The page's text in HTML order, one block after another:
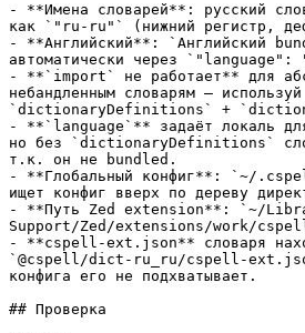
- **Имена словарей**: русский
как `"ru-ru"` (нижний регистр,
- **Английский**: `Английский
автоматически через
- **`import` не работает** для
небандленным словарям — используй
`dictionaryDefinitions` +
- **`language`** задаёт локаль
но без `dictionaryDefinitions`
т.к. он не bundled.
- **Глобальный конфиг**: `~/
ищет конфиг вверх по дереву
- **Путь Zed extension**: `~/
Support/Zed/extensions/work/
- **cspell-ext.json** словаря
`@cspell/dict-ru_ru/cspell-
конфига его не подхватывает.
## Проверка